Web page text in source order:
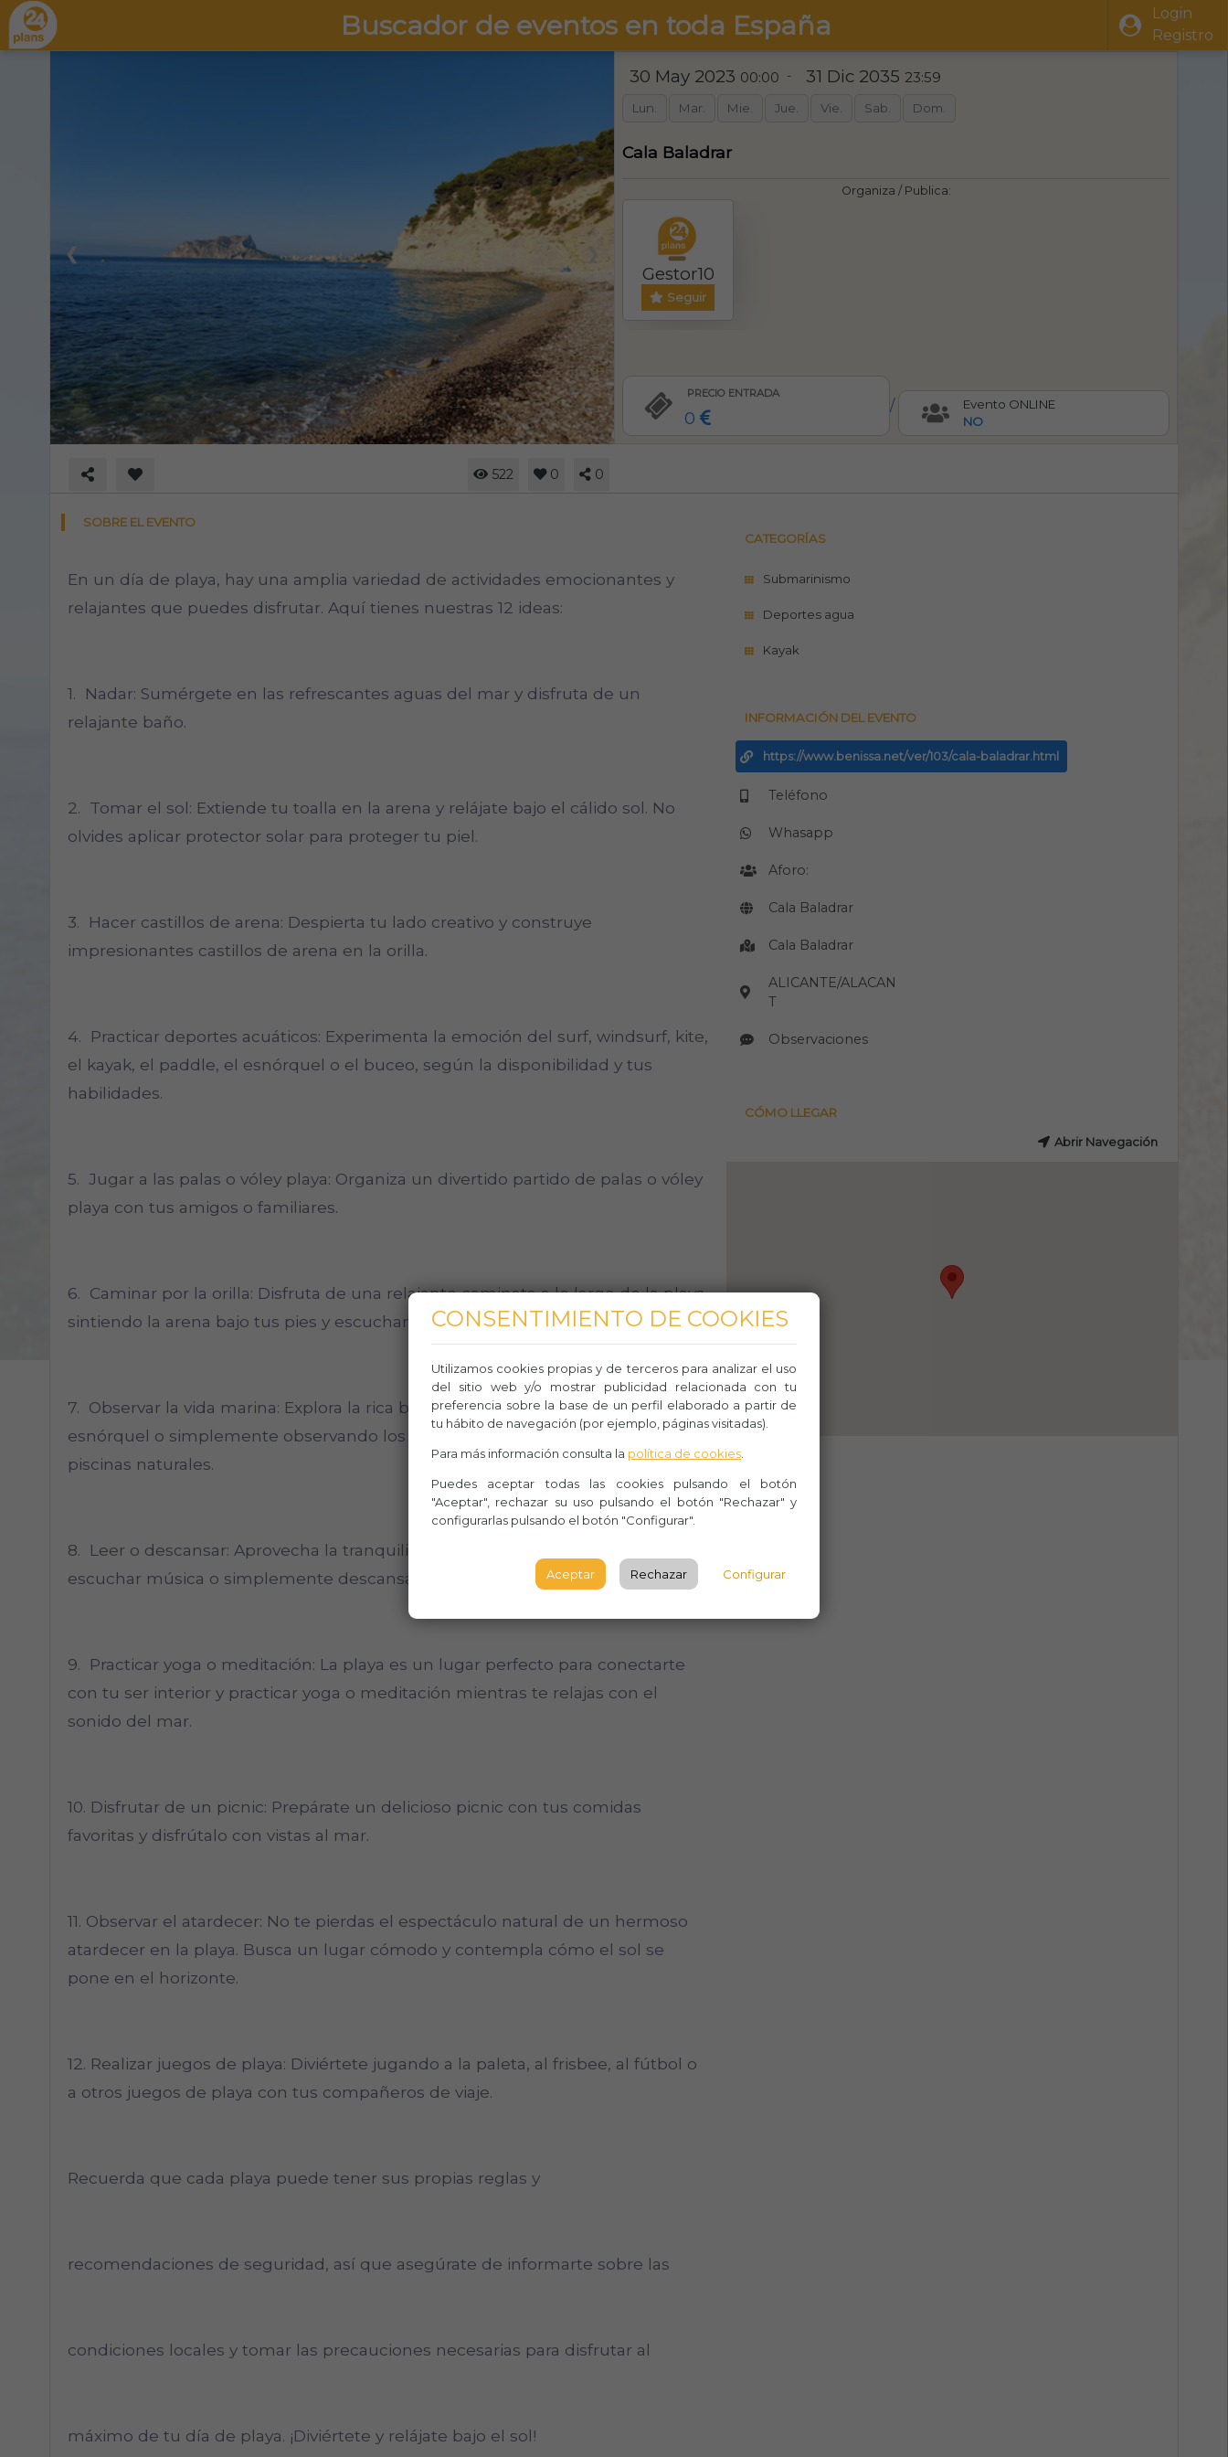
Buscador de eventos en toda España
Login
Registro
❮
30 May 2023 00:00 - 31 Dic 2035 23:59
Lun. Mar. Mie. Jue. Vie. Sab. Dom.
Cala Baladrar
Organiza / Publica:
Gestor10
Seguir
PRECIO ENTRADA
0
/
Evento ONLINE
NO
522 0 0
SOBRE EL EVENTO
En un día de playa, hay una amplia variedad de actividades emocionantes y
relajantes que puedes disfrutar. Aquí tienes nuestras 12 ideas:
1. Nadar: Sumérgete en las refrescantes aguas del mar y disfruta de un
relajante baño.
2. Tomar el sol: Extiende tu toalla en la arena y relájate bajo el cálido sol. No
olvides aplicar protector solar para proteger tu piel.
3. Hacer castillos de arena: Despierta tu lado creativo y construye
impresionantes castillos de arena en la orilla.
4. Practicar deportes acuáticos: Experimenta la emoción del surf, windsurf, kite,
el kayak, el paddle, el esnórquel o el buceo, según la disponibilidad y tus
habilidades.
5. Jugar a las palas o vóley playa: Organiza un divertido partido de palas o vóley
playa con tus amigos o familiares.
6. Caminar por la orilla: Disfruta de una relajante caminata a lo largo de la playa,
sintiendo la arena bajo tus pies y escuchando el suave sonido de las olas.
7. Observar la vida marina: Explora la rica biodiversidad marina al hacer
esnórquel o simplemente observando los peces y las criaturas marinas en las
piscinas naturales.
8. Leer o descansar: Aprovecha la tranquilidad de la playa para leer un libro,
escuchar música o simplemente descansar y desconectar.
9. Practicar yoga o meditación: La playa es un lugar perfecto para conectarte
con tu ser interior y practicar yoga o meditación mientras te relajas con el
sonido del mar.
10. Disfrutar de un picnic: Prepárate un delicioso picnic con tus comidas
favoritas y disfrútalo con vistas al mar.
11. Observar el atardecer: No te pierdas el espectáculo natural de un hermoso
atardecer en la playa. Busca un lugar cómodo y contempla cómo el sol se
pone en el horizonte.
12. Realizar juegos de playa: Diviértete jugando a la paleta, al frisbee, al fútbol o
a otros juegos de playa con tus compañeros de viaje.
Recuerda que cada playa puede tener sus propias reglas y
recomendaciones de seguridad, así que asegúrate de informarte sobre las
condiciones locales y tomar las precauciones necesarias para disfrutar al
máximo de tu día de playa. ¡Diviértete y relájate bajo el sol!
CATEGORÍAS
Submarinismo
Deportes agua
Kayak
INFORMACIÓN DEL EVENTO
https://www.benissa.net/ver/103/cala-baladrar.html
Teléfono
Whasapp
Aforo:
Cala Baladrar
Cala Baladrar
ALICANTE/ALACAN
T
Observaciones
CÓMO LLEGAR
Abrir Navegación
CONSENTIMIENTO DE COOKIES
Utilizamos cookies propias y de terceros para analizar el uso
del sitio web y/o mostrar publicidad relacionada con tu
preferencia sobre la base de un perfil elaborado a partir de
tu hábito de navegación (por ejemplo, páginas visitadas).
Para más información consulta la política de cookies
Puedes aceptar todas las cookies pulsando el botón
"Aceptar", rechazar su uso pulsando el botón "Rechazar" y
configurarlas pulsando el botón "Configurar".
Aceptar Rechazar Configurar